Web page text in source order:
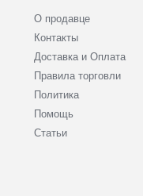
О продавце
Контакты
Доставка и Оплата
Правила торговли
Политика
Помощь
Статьи